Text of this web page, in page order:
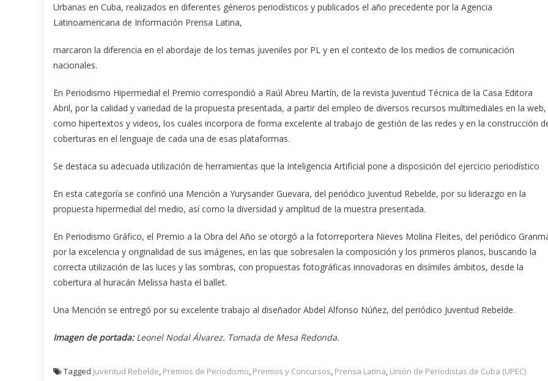
Urbanas en Cuba, realizados en diferentes géneros periodísticos y publicados el año precedente por la Agencia
Latinoamericana de Información Prensa Latina,
marcaron la diferencia en el abordaje de los temas juveniles por PL y en el contexto de los medios de comunicación
nacionales.
En Periodismo Hipermedial el Premio correspondió a Raúl Abreu Martín, de la revista Juventud Técnica de la Casa Editora
Abril, por la calidad y variedad de la propuesta presentada, a partir del empleo de diversos recursos multimediales en la web,
como hipertextos y videos, los cuales incorpora de forma excelente al trabajo de gestión de las redes y en la construcción
coberturas en el lenguaje de cada una de esas plataformas.
Se destaca su adecuada utilización de herramientas que la Inteligencia Artificial pone a disposición del ejercicio periodístico
En esta categoría se confirió una Mención a Yurysander Guevara, del periódico Juventud Rebelde, por su liderazgo en la
propuesta hipermedial del medio, así como la diversidad y amplitud de la muestra presentada.
En Periodismo Gráfico, el Premio a la Obra del Año se otorgó a la fotorreportera Nieves Molina Fleites, del periódico
por la excelencia y originalidad de sus imágenes, en las que sobresalen la composición y los primeros planos, buscando la
correcta utilización de las luces y las sombras, con propuestas fotográficas innovadoras en disímiles ámbitos, desde la
cobertura al huracán Melissa hasta el ballet.
Una Mención se entregó por su excelente trabajo al diseñador Abdel Alfonso Núñez, del periódico Juventud Rebelde.
Imagen de portada:Leonel Nodal Álvarez. Tomada de Mesa Redonda.
Tagged Juventud Rebelde, Premios de Periodismo, Premios y Concursos, Prensa Latina, Unión de Periodistas de Cuba (UPEC)